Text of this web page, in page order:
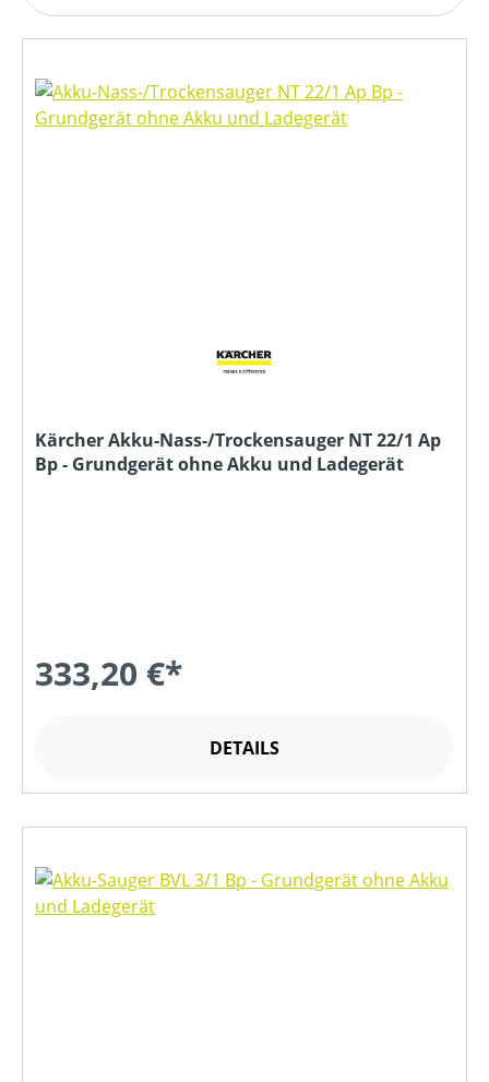
Kärcher Akku-Nass-/Trockensauger NT 22/1 Ap
Bp - Grundgerät ohne Akku und Ladegerät
333,20 €*
DETAILS